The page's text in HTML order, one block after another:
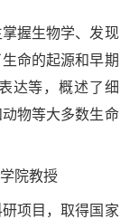
握生物学、发现
命的起源和早期
达等，概述了细
物等大多数生命
院教授
项目，取得国家